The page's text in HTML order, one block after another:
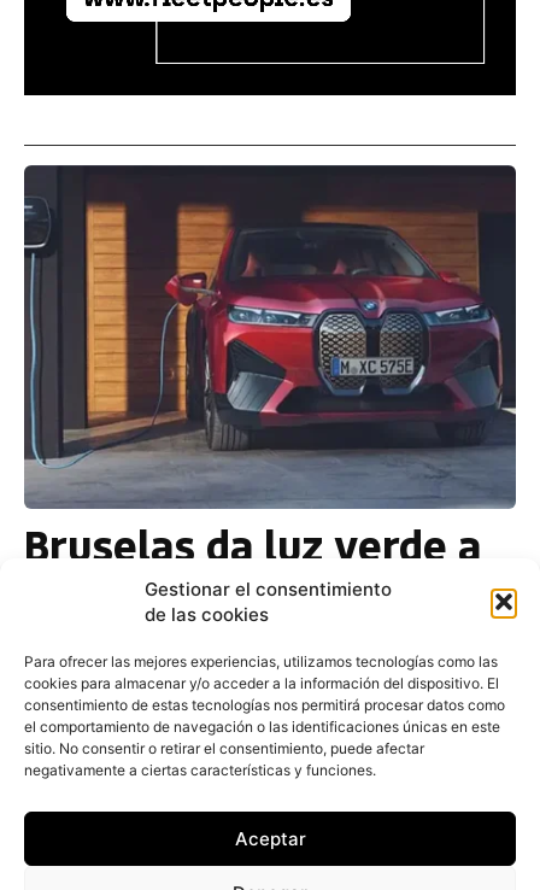
Gestionar el consentimiento
de las cookies
Para ofrecer las mejores experiencias, utilizamos tecnologías como las
cookies para almacenar y/o acceder a la información del dispositivo. El
consentimiento de estas tecnologías nos permitirá procesar datos como
el comportamiento de navegación o las identificaciones únicas en este
sitio. No consentir o retirar el consentimiento, puede afectar
negativamente a ciertas características y funciones.
Aceptar
Bruselas da luz verde a
la union de BMW, Ford y
Honda para desarrollar
servicios de red de
eléctricos
Redacción - 16 de enero de 2024
bueno a la alianza de BMW, Ford y Honda para
crear ChargeScape, una plataforma optimizar